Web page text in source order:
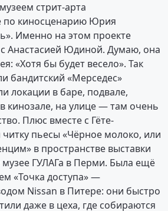
стрит-арта
по киносценарию Юрия
Именно на этом проекте
Анастасией Юдиной. Думаю, она
«Хотя бы будет весело». Так
бандитский «Мерседес»
локации в баре, подвале,
кинозале, на улице — там очень
Плюс вместе с Гёте-
читку пьесы «Чёрное молоко, или
в пространстве выставки
ГУЛАГа в Перми. Была ещё
«Точка доступа» —
Nissan в Питере: они быстро
даже в цеха, где собираются